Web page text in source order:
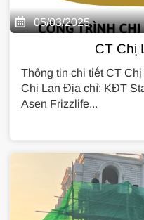
05/03/2025
CT Chị
Thông tin chi tiết CT
Chị Lan Địa chỉ: KĐT
Asen Frizzlife...